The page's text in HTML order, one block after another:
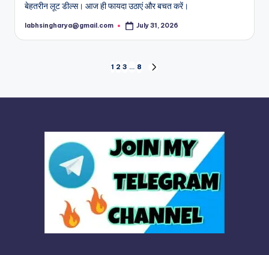
बेहतरीन लूट डील्स। आज ही फायदा उठाएं और बचत करें।
Posted
labhsingharya@gmail.com July 31, 2026
pagination
1 2 3 … 8